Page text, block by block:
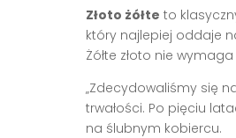
Złoto żółte to
który najlepiej oddaje
Żółte złoto nie
„Zdecydowaliśmy się
trwałości. Po pięciu
na ślubnym kobiercu.